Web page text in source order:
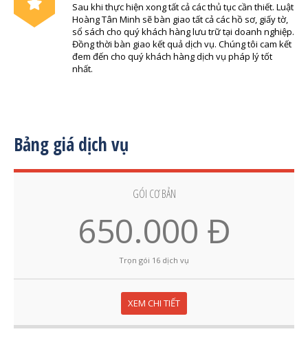
Sau khi thực hiện xong tất cả các thủ tục cần thiết. Luật
Hoàng Tân Minh sẽ bàn giao tất cả các hồ sơ, giấy tờ,
sổ sách cho quý khách hàng lưu trữ tại doanh nghiệp.
Đồng thời bàn giao kết quả dịch vụ. Chúng tôi cam kết
đem đến cho quý khách hàng dịch vụ pháp lý tốt
nhất.
Bảng giá dịch vụ
GÓI CƠ BẢN
650.000 Đ
Trọn gói 16 dịch vụ
XEM CHI TIẾT